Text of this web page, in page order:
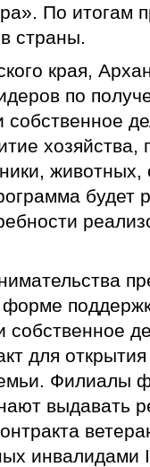
По итогам
страны.
края,
по
собственное
хозяйства,
будет
форме
для
Филиалы
выдавать
инвалидами